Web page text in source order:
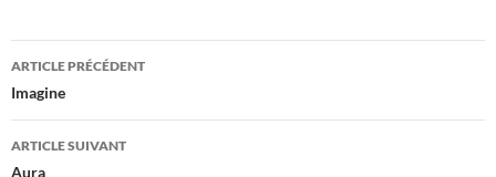
Navigation
des
articles
ARTICLE PRÉCÉDENT
Imagine
ARTICLE SUIVANT
Aura